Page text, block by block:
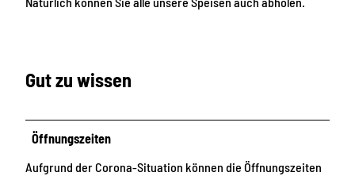
Gut zu wissen
Öffnungszeiten
Aufgrund der Corona-Situation können die Öffnungszeiten